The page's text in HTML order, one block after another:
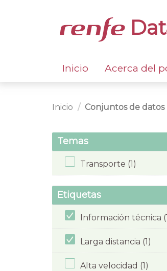
Inicio Acerca del
Inicio Conjuntos de datos
Temas
Transporte (1)
Etiquetas
Información técnica
Larga distancia (1)
Alta velocidad (1)